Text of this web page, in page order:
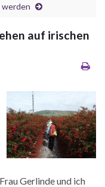
werden
auf irischen
Gerlinde und ich